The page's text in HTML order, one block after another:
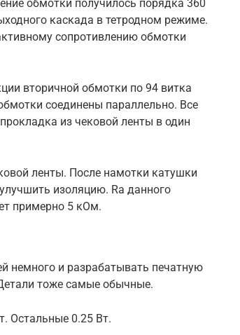
обмотки получилось порядка 360
каскада в тетродном режиме.
сопротивлению обмотки
вторичной обмотки по 94 витка
соединены параллельно. Все
из чековой ленты в один
ленты. После намотки катушки
изоляцию. Ra данного
примерно 5 кОм.
немного и разрабатывать печатную
тоже самые обычные.
Остальные 0.25 Вт.